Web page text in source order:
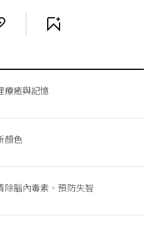
療癒與記憶
顏色
除腦內毒素、預防失智